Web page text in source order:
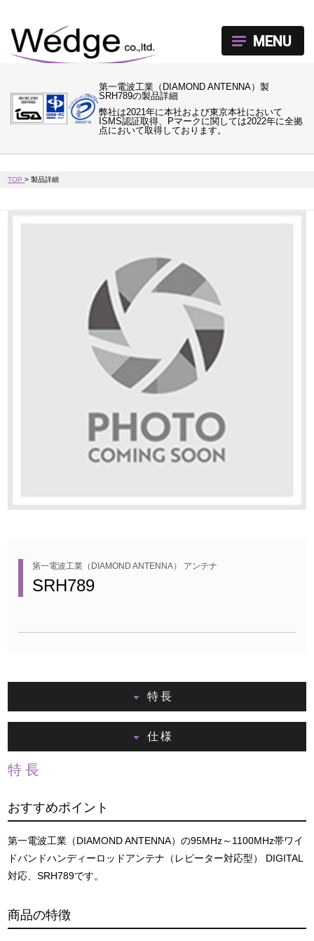
第一電波工業（DIAMOND ANTENNA）製
SRH789の製品詳細
弊社は2021年に本社および東京本社において
ISMS認証取得、Pマークに関しては2022年に全拠
点において取得しております。
MENU
TOP>製品詳細
第一電波工業（DIAMOND ANTENNA） アンテナ
SRH789
特長
仕様
特長
おすすめポイント
第一電波工業（DIAMOND ANTENNA）の95MHz～1100MHz帯ワイ
ドバンドハンディーロッドアンテナ（レピーター対応型） DIGITAL
対応、SRH789です。
商品の特徴